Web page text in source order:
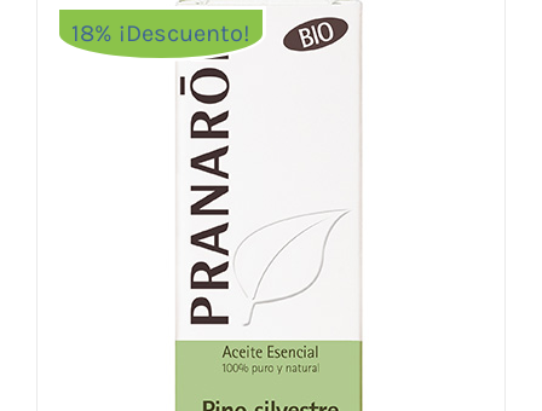
18% ¡Descuento!